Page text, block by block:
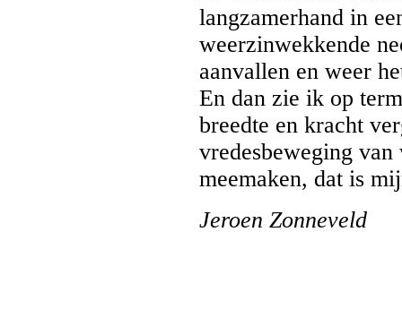
langzamerhand in
weerzinwekkende
aanvallen en weer
En dan zie ik op
breedte en kracht
vredesbeweging
meemaken, dat is
Jeroen Zonneveld